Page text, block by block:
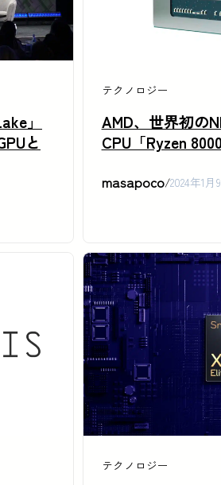
」
と
テクノロジー
AMD、世界初の
CPU「Ryzen
masapoco/2024年1月
テクノロジー